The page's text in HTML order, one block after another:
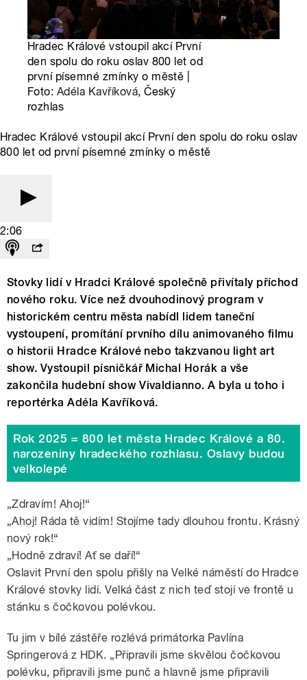
Hradec Králové vstoupil akcí První
den spolu do roku oslav 800 let od
první písemné zmínky o městě |
Foto: Adéla Kavříková, Český
rozhlas
Hradec Králové vstoupil akcí První den spolu do roku oslav
800 let od první písemné zmínky o městě
2:06
Stovky lidí v Hradci Králové společně přivítaly příchod
nového roku. Více než dvouhodinový program v
historickém centru města nabídl lidem taneční
vystoupení, promítání prvního dílu animovaného filmu
o historii Hradce Králové nebo takzvanou light art
show. Vystoupil písničkář Michal Horák a vše
zakončila hudební show Vivaldianno. A byla u toho i
reportérka Adéla Kavříková.
Rok 2025 = 800 let města Hradec Králové a 80.
narozeniny hradeckého rozhlasu. Oslavy budou
velkolepé
„Zdravím! Ahoj!“
„Ahoj! Ráda tě vidím! Stojíme tady dlouhou frontu. Krásný
nový rok!“
„Hodně zdraví! Ať se daří!“
Oslavit První den spolu přišly na Velké náměstí do Hradce
Králové stovky lidí. Velká část z nich teď stojí ve frontě u
stánku s čočkovou polévkou.
Tu jim v bílé zástěře rozlévá primátorka Pavlína
Springerová z HDK. „Připravili jsme skvělou čočkovou
polévku, připravili jsme punč a hlavně jsme připravili